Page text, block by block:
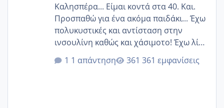
Καλησπέρα... Είμαι κοντά στα 40. Και.
Προσπαθώ για ένα ακόμα παιδάκι... Έχω
πολυκυστικές και αντίσταση στην
ινσουλίνη καθώς και χάσιμοτο! Έχω λίγα
κιλά παραπάνω και όσο κ αν προσπαθώ
δεν χάνω εύκολα! Προσπαθώ για ακόμη
1 απάντηση 361 εμφανίσεις